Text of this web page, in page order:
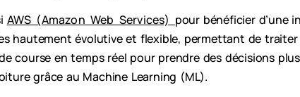
AWS (Amazon Web Services) pour bénéficier d’une
hautement évolutive et flexible, permettant de traiter
course en temps réel pour prendre des décisions
grâce au Machine Learning (ML).